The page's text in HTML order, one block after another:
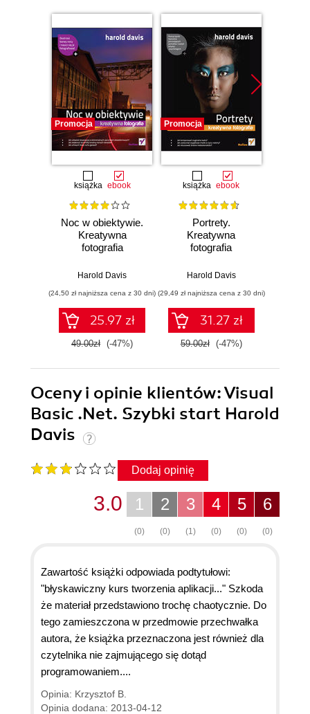
Promocja
książka ebook
Noc w obiektywie.
Kreatywna
fotografia
Harold Davis
(24,50 zł najniższa cena z 30 dni)
25.97 zł
49.00zł (-47%)
Promocja
książka ebook
Portrety.
Kreatywna
fotografia
Harold Davis
(29,49 zł najniższa cena z 30 dni)
31.27 zł
59.00zł (-47%)
Oceny i opinie klientów: Visual
Basic .Net. Szybki start Harold
Davis
Dodaj opinię
6
(0)
5
(0)
4
(0)
3
(1)
2
(0)
1
(0)
3.0
Zawartość książki odpowiada podtytułowi:
"błyskawiczny kurs tworzenia aplikacji..." Szkoda
że materiał przedstawiono trochę chaotycznie. Do
tego zamieszczona w przedmowie przechwałka
autora, że książka przeznaczona jest również dla
czytelnika nie zajmującego się dotąd
programowaniem....
Opinia: Krzysztof B.
Opinia dodana: 2013-04-12